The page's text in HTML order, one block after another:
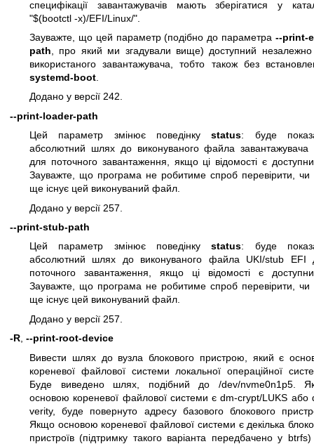
специфікації завантажувачів мають зберігатися у
"$(bootctl -x)/EFI/Linux/".
Зауважте, що цей параметр (подібно до параметра --print-
path , про який ми згадували вище) доступний незалежно
використаного завантажувача, тобто також без
systemd-boot
Додано у версії 242.
--print-loader-path
Цей параметр змінює поведінкуstatus: буде
абсолютний шлях до виконуваного файла завантажувача
для поточного завантаження, якщо ці відомості є
Зауважте, що програма не робитиме спроб перевірити, чи
ще існує цей виконуваний файл.
Додано у версії 257.
--print-stub-path
Цей параметр змінює поведінкуstatus: буде
абсолютний шлях до виконуваного файла UKI/stub EFI
поточного завантаження, якщо ці відомості є
Зауважте, що програма не робитиме спроб перевірити, чи
ще існує цей виконуваний файл.
Додано у версії 257.
-R --print-root-device
Вивести шлях до вузла блокового пристрою, який є
кореневої файлової системи локальної операційної
Буде виведено шлях, подібний до /dev/nvme0n1p5.
основою кореневої файлової системи є dm-crypt/LUKS або
verity, буде повернуто адресу базового блокового
Якщо основою кореневої файлової системи є декілька
пристроїв (підтримку такого варіанта передбачено у btrfs)